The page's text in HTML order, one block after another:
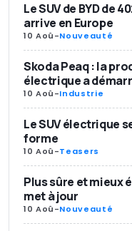
Le SUV de BYD de
arrive en Europe
10 Aoû-Nouveauté
Skoda Peaq : la
électrique a
10 Aoû-Industrie
Le SUV électrique
forme
10 Aoû-Teasers
Plus sûre et mieux
met à jour
10 Aoû-Nouveauté